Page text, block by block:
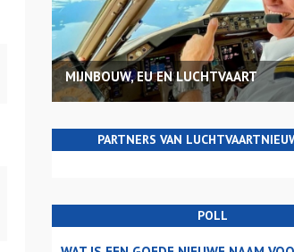
MIJNBOUW, EU EN LUCHTVAART
PARTNERS VAN
POLL